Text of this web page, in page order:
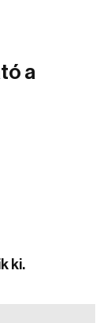
a
ki.